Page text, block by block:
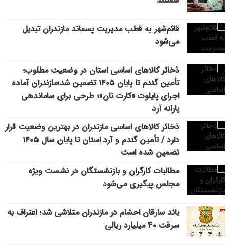
قائم‌شهر به قطب مدیریت پسماند مازندران تبدیل
می‌شود
ذخائر کالاهای اساسی استان در وضعیت مطلوب؛
تأمین گندم تا پایان ۱۴۰۵ تضمین شد؛مازندران آماده
اجرای پایلوت «کارت نان»؛ طرحی برای ساماندهی
یارانه آرد
ذخائر کالاهای اساسی مازندران در بهترین وضعیت قرار
دارد / تأمین گندم و آرد استان تا پایان سال ۱۴۰۵
تضمین شده است
مطالبات کارگران و بازنشستگان در نشست ویژه
مجلس پیگیری می‌شود
باند سارقان احشام در مازندران متلاشی شد؛ اعتراف به
سرقت ۴۰ میلیارد ریالی